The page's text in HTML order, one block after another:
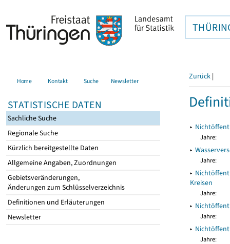
Home Kontakt Suche Newsletter
STATISTISCHE DATEN
Sachliche Suche
Regionale Suche
Kürzlich bereitgestellte Daten
Allgemeine Angaben, Zuordnungen
Gebietsveränderungen,
Änderungen zum Schlüsselverzeichnis
Definitionen und Erläuterungen
Newsletter
Zurück |
▸
Jahre:
▸
Jahre:
▸
Kreisen
Jahre:
▸
Jahre:
▸
Jahre: